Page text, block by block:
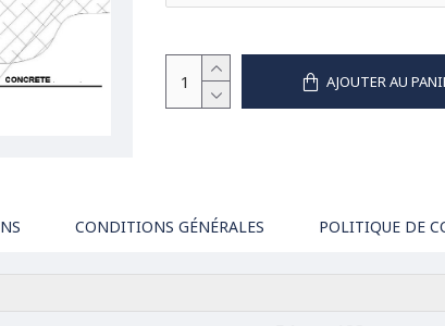
AJOUTER AU
CONDITIONS GÉNÉRALES POLITIQUE DE